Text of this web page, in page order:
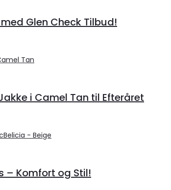
Glen Check Tilbud!
i Camel Tan til Efteråret
– Komfort og Stil!